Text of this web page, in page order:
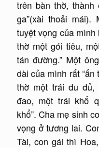
trên bàn thờ, thành
ga”(xài thoải
tuyệt vọng của
thờ một gói tiêu,
tán đường.” Một
dài của mình rất “ấn
thờ một trái đu
đao, một trái khổ
khổ”. Cha mẹ sinh
vọng ở tương lai.
Tài, con gái thì